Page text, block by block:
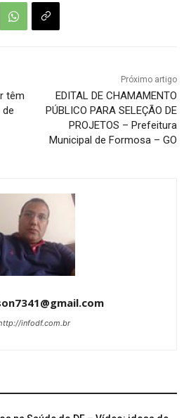
têm
Próximo artigo
EDITAL DE CHAMAMENTO
PÚBLICO PARA SELEÇÃO DE
PROJETOS – Prefeitura
Municipal de Formosa – GO
infodf.com.br